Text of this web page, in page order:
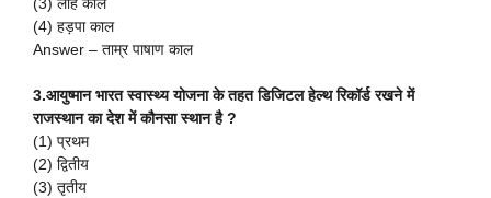
(4) हड़पा काल
Answer – ताम्र पाषाण काल
3.आयुष्मान भारत स्वास्थ्य योजना के तहत डिजिटल हेल्थ रिकॉर्ड रखने में
राजस्थान का देश में कौनसा स्थान है ?
(1) प्रथम
(2) द्वितीय
(3) तृतीय